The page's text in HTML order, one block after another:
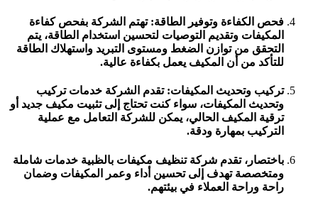
فحص الكفاءة وتوفير الطاقة: تهتم الشركة بفحص كفاءة
المكيفات وتقديم التوصيات لتحسين استخدام الطاقة، يتم
التحقق من توازن الضغط ومستوى التبريد واستهلاك الطاقة
للتأكد من أن المكيف يعمل بكفاءة عالية.
تركيب وتحديث المكيفات: تقدم الشركة خدمات تركيب
وتحديث المكيفات، سواء كنت تحتاج إلى تثبيت مكيف جديد أو
ترقية المكيف الحالي، يمكن للشركة التعامل مع عملية
التركيب بمهارة ودقة.
باختصار، تقدم شركة تنظيف مكيفات بالظبية خدمات شاملة
ومتخصصة تهدف إلى تحسين أداء وعمر المكيفات وضمان
راحة وراحة العملاء في بيئتهم.